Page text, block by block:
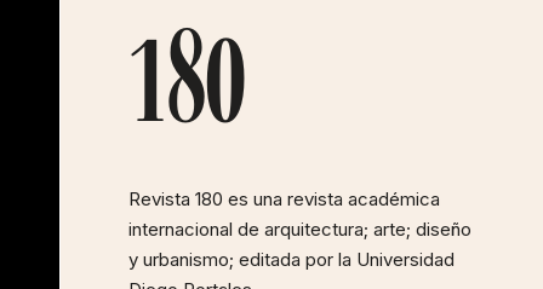
180
Revista 180 es una revista académica
internacional de arquitectura; arte; diseño
y urbanismo; editada por la Universidad